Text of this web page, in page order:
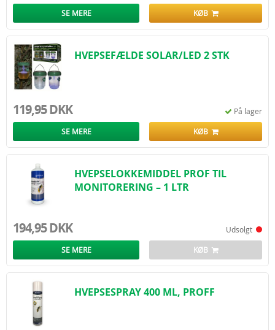
SE MERE KØB
HVEPSEFÆLDE SOLAR/LED 2 STK
119,95 DKK På lager
SE MERE KØB
HVEPSELOKKEMIDDEL PROF TIL
MONITORERING – 1 LTR
194,95 DKK Udsolgt
SE MERE KØB
HVEPSESPRAY 400 ML, PROFF